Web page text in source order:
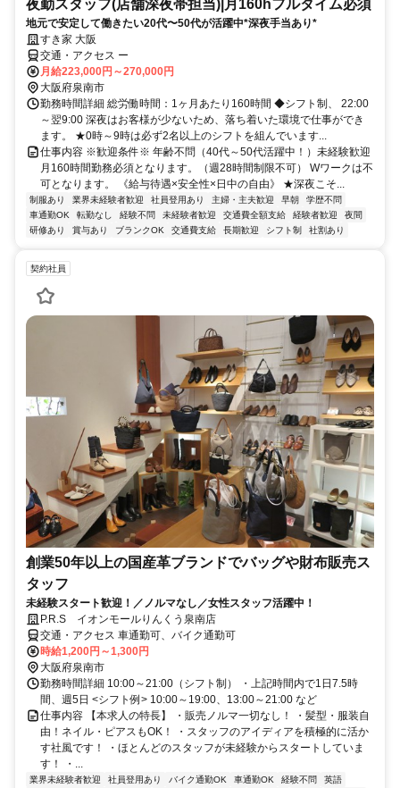
夜勤スタッフ(店舗深夜帯担当)|月160hフルタイム必須
地元で安定して働きたい20代〜50代が活躍中*深夜手当あり*
すき家 大阪
交通・アクセス ー
月給223,000円～270,000円
大阪府泉南市
勤務時間詳細 総労働時間：1ヶ月あたり160時間 ◆シフト制、 22:00
～翌9:00 深夜はお客様が少ないため、落ち着いた環境で仕事ができ
ます。 ★0時～9時は必ず2名以上のシフトを組んでいます...
仕事内容 ※歓迎条件※ 年齢不問（40代～50代活躍中！）未経験歓迎
月160時間勤務必須となります。（週28時間制限不可） Wワークは不
可となります。 《給与待遇×安全性×日中の自由》 ★深夜こそ...
制服あり 業界未経験者歓迎 社員登用あり 主婦・主夫歓迎 早朝
学歴不問
車通勤OK
転勤なし 経験不問 未経験者歓迎 交通費全額支給 経験者歓迎
夜間
研修あり
賞与あり ブランクOK 交通費支給 長期歓迎 シフト制 社割あり
契約社員
創業50年以上の国産革ブランドでバッグや財布販売ス
タッフ
未経験スタート歓迎！／ノルマなし／女性スタッフ活躍中！
P.R.S イオンモールりんくう泉南店
交通・アクセス 車通勤可、バイク通勤可
時給1,200円～1,300円
大阪府泉南市
勤務時間詳細 10:00～21:00（シフト制） ・上記時間内で1日7.5時
間、週5日 <シフト例> 10:00～19:00、13:00～21:00 など
仕事内容 【本求人の特長】 ・販売ノルマ一切なし！ ・髪型・服装自
由！ネイル・ピアスもOK！ ・スタッフのアイディアを積極的に活か
す社風です！ ・ほとんどのスタッフが未経験からスタートしていま
す！ ・...
業界未経験者歓迎 社員登用あり バイク通勤OK 車通勤OK 経験不問
英語